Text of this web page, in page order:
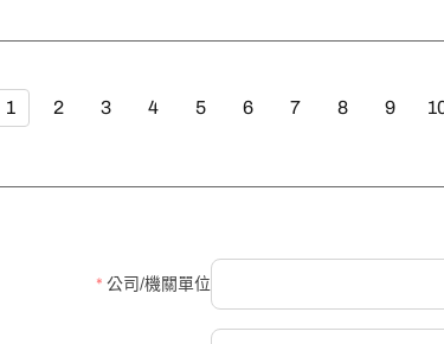
1 2 3 4 5 6 7 8 9
* 公司/機關單位